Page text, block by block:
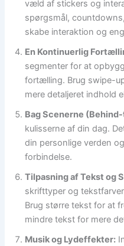
væld af stickers og
spørgsmål,
skabe interaktion og
En Kontinuerlig
segmenter for at
fortælling. Brug swipe-
mere detaljeret indhold
Bag Scenerne
kulisserne af din dag.
din personlige verden
forbindelse.
Tilpasning af Tekst og
skrifttyper og
Brug større tekst for at
mindre tekst for mere
Musik og Lydeffekter: